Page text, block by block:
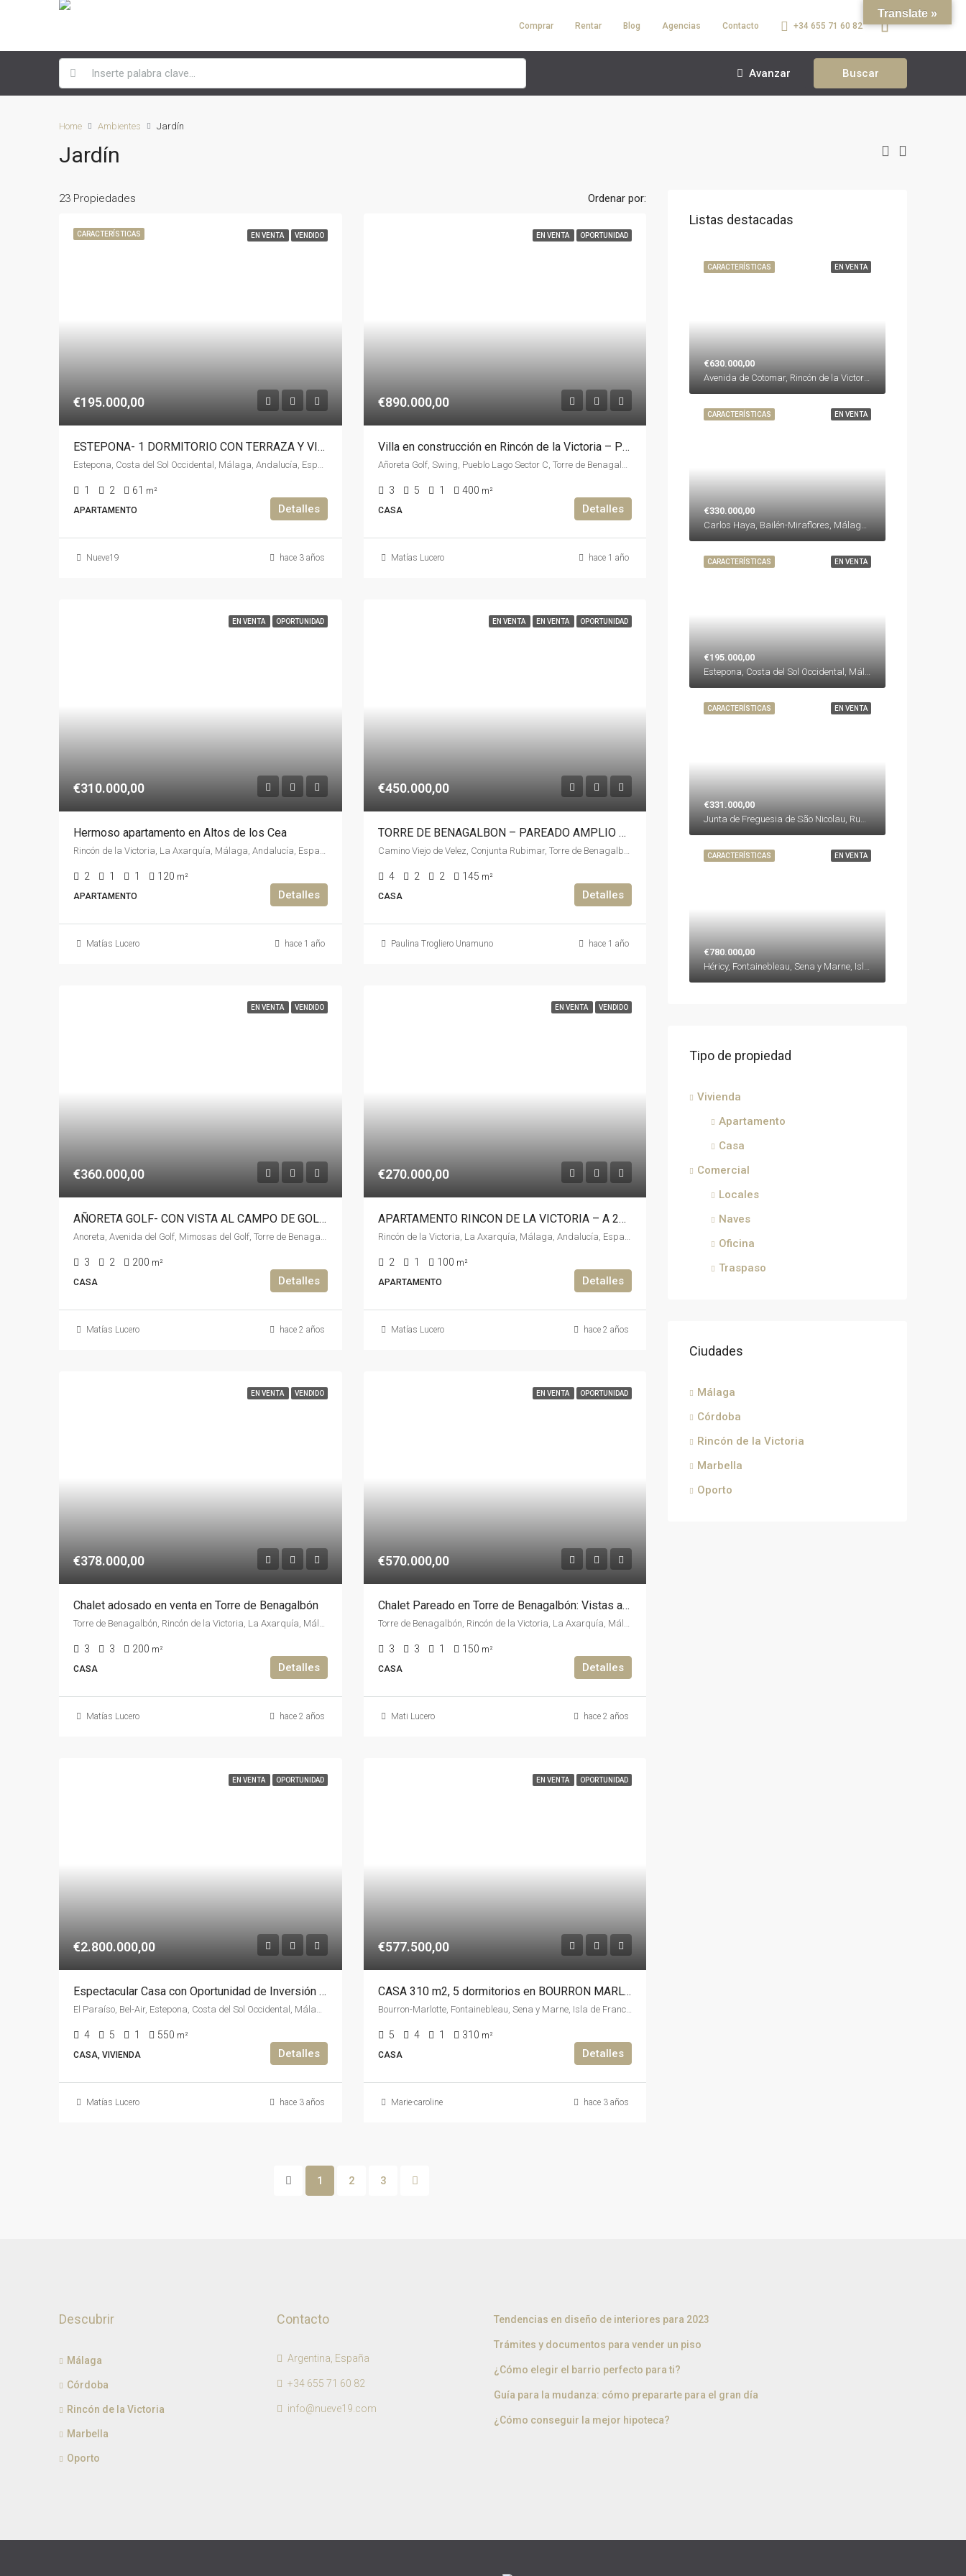
Comprar Rentar Blog Agencias Contacto +34 655 71 60 82
Avanzar Buscar
Home Ambientes Jardín
Jardín
23 Propiedades Ordenar por:
CARACTERÍSTICAS EN VENTA VENDIDO
€195.000,00
ESTEPONA- 1 DORMITORIO CON TERRAZA Y VISTA AL MAR
Estepona, Costa del Sol Occidental, Málaga, Andalucía, España, España, Costa del Sol Occidental
1 2 61 m²
APARTAMENTO
Detalles
Nueve19 hace 3 años
EN VENTA OPORTUNIDAD
€890.000,00
Villa en construcción en Rincón de la Victoria – Proyecto moderno y personalizable
Añoreta Golf, Swing, Pueblo Lago Sector C, Torre de Benagalbón, Rincón de la Victoria, La Axarquía, Málaga, Andalucía, 29730, España, España, La Axarquía
3 5 1 400 m²
CASA
Detalles
Matías Lucero hace 1 año
EN VENTA OPORTUNIDAD
€310.000,00
Hermoso apartamento en Altos de los Cea
Rincón de la Victoria, La Axarquía, Málaga, Andalucía, España, España, La Axarquía
2 1 1 120 m²
APARTAMENTO
Detalles
Matías Lucero hace 1 año
EN VENTA EN VENTA OPORTUNIDAD
€450.000,00
TORRE DE BENAGALBON – PAREADO AMPLIO JARDIN
Camino Viejo de Velez, Conjunta Rubimar, Torre de Benagalbón, Rincón de la Victoria, La Axarquía, Málaga, Andalucía, 29738, España, España, Malaga
4 2 2 145 m²
CASA
Detalles
Paulina Trogliero Unamuno hace 1 año
EN VENTA VENDIDO
€360.000,00
AÑORETA GOLF- CON VISTA AL CAMPO DE GOLF- ADOSADO EN TORRE DE BENAGALBON
Anoreta, Avenida del Golf, Mimosas del Golf, Torre de Benagalbón, Rincón de la Victoria, La Axarquía, Málaga, Andalucía, 29738, España, España, La Axarquía
3 2 200 m²
CASA
Detalles
Matías Lucero hace 2 años
EN VENTA VENDIDO
€270.000,00
APARTAMENTO RINCON DE LA VICTORIA – A 200 METROS DE LA PLAYA
Rincón de la Victoria, La Axarquía, Málaga, Andalucía, España, España, La Axarquía
2 1 100 m²
APARTAMENTO
Detalles
Matías Lucero hace 2 años
EN VENTA VENDIDO
€378.000,00
Chalet adosado en venta en Torre de Benagalbón
3 3 200 m²
CASA
Detalles
Matías Lucero hace 2 años
EN VENTA OPORTUNIDAD
€570.000,00
Chalet Pareado en Torre de Benagalbón: Vistas al Mar, 3 Habitaciones, Jardín y Piscina
3 3 1 150 m²
CASA
Detalles
Mati Lucero hace 2 años
EN VENTA OPORTUNIDAD
€2.800.000,00
Espectacular Casa con Oportunidad de Inversión en Málaga
4 5 1 550 m²
CASA, VIVIENDA
Detalles
Matías Lucero hace 3 años
EN VENTA OPORTUNIDAD
€577.500,00
CASA 310 m2, 5 dormitorios en BOURRON MARLOTTE
Bourron-Marlotte, Fontainebleau, Sena y Marne, Isla de Francia, Francia metropolitana, 77780, Francia, Francia, Sena y Marne
5 4 1 310 m²
CASA
Detalles
Marie-caroline hace 3 años
1 2 3
Listas destacadas
EN VENTA
CARACTERÍSTICAS
€630.000,00
EN VENTA
CARACTERÍSTICAS
€330.000,00
EN VENTA
CARACTERÍSTICAS
€195.000,00
Estepona, Costa del Sol Occidental, Málaga, Andalucía, España, España, Costa del Sol Occidental
EN VENTA
CARACTERÍSTICAS
€331.000,00
Junta de Freguesia de São Nicolau, Rua de O Comércio do Porto, São Domingos, Centro Histórico, Cedofeita, Santo Ildefonso, Sé, Miragaia, São Nicolau e Vitória, Oporto, 4350-062, Portugal, Portugal, Oporto
EN VENTA
CARACTERÍSTICAS
€780.000,00
Tipo de propiedad
Vivienda
Apartamento
Casa
Comercial
Locales
Naves
Oficina
Traspaso
Ciudades
Málaga
Córdoba
Rincón de la Victoria
Marbella
Oporto
Descubrir
Málaga
Córdoba
Rincón de la Victoria
Marbella
Oporto
Contacto
Argentina, España
+34 655 71 60 82
info@nueve19.com
Tendencias en diseño de interiores para 2023
Trámites y documentos para vender un piso
¿Cómo elegir el barrio perfecto para ti?
Guía para la mudanza: cómo prepararte para el gran día
¿Cómo conseguir la mejor hipoteca?
Translate »